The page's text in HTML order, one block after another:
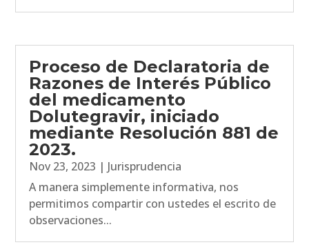
Proceso de Declaratoria de
Razones de Interés Público
del medicamento
Dolutegravir, iniciado
mediante Resolución 881 de
2023.
Nov 23, 2023 | Jurisprudencia
A manera simplemente informativa, nos
permitimos compartir con ustedes el escrito de
observaciones...